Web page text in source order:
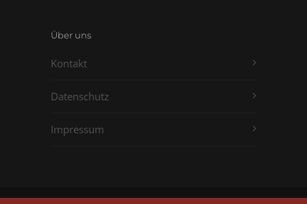
Über uns
Kontakt
Datenschutz
Impressum